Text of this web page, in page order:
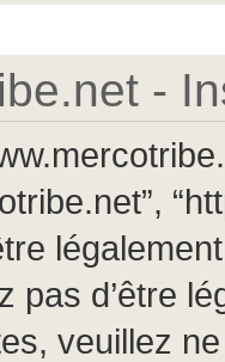
-
pas d’être
veuillez